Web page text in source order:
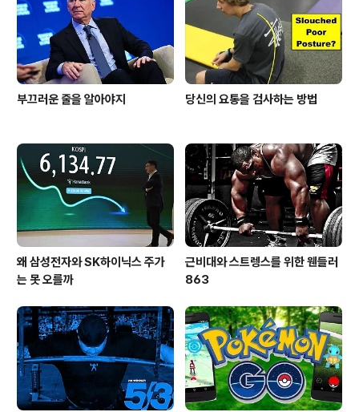
부끄러운 줄을 알아야지 당신의 요통을 검사하는 방법
왜 삼성전자와 SK하이닉스 주가
는 못 오를까
근비대와 스트렝스를 위한 웬들러
863